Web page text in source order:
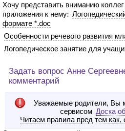
Хочу представить вниманию
приложения к нему:
формате *.doc
Особенности речевого развития
Логопедическое занятие для
Задать вопрос Анне
комментарий
Уважаемые родители, Вы
сервисом Доска
Читаем правила пред тем как,